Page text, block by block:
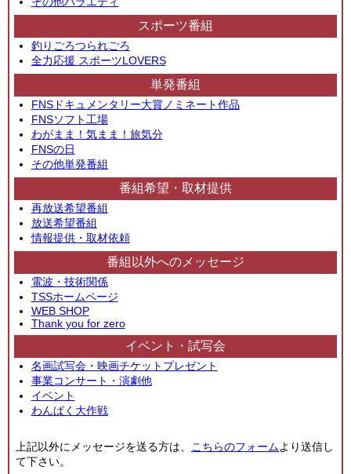
スポーツ番組
釣りごろつられごろ
全力応援 スポーツLOVERS
単発番組
FNSドキュメンタリー大賞ノミネート作品
FNSソフト工場
わがまま！気まま！旅気分
FNSの日
その他単発番組
番組希望・取材提供
再放送希望番組
放送希望番組
情報提供・取材依頼
番組以外へのメッセージ
電波・技術関係
TSSホームページ
WEB SHOP
Thank you for zero
イベント・試写会
名画試写会・映画チケットプレゼント
事業コンサート・演劇他
イベント
わんぱく大作戦
上記以外にメッセージを送る方は、 こちらのフォームより送信し
て下さい。